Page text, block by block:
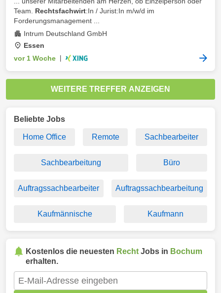
Team. Rechtsfachwirt:In / Jurist:In m/w/d im
Forderungsmanagement ...
Intrum Deutschland GmbH
Essen
vor 1 Woche
WEITERE TREFFER ANZEIGEN
Beliebte Jobs
Home Office Remote Sachbearbeiter
Sachbearbeitung Büro
Auftragssachbearbeiter Auftragssachbearbeitung
Kaufmännische Kaufmann
Kostenlos die neuesten Recht Jobs in Bochum
erhalten.